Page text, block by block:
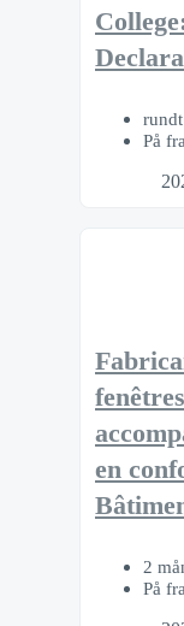
På
en
2
På